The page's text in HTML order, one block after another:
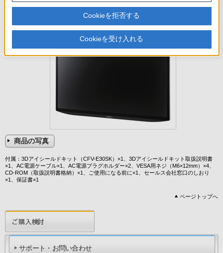
販売終了
オープン価格
商品の写真
付属：3Dアイシールドキット（CFV-E30SK）×1、3Dアイシールドキット取扱説明書
×1、AC電源ケーブル×1、AC電源プラグホルダー×2、VESA用ネジ（M6×12mm）×4、
CD-ROM（取扱説明書格納）×1、ご使用になる前に×1、セールス会社窓口のしおり
×1、保証書×1
ページトップへ
サポート・お問い合わせ
Cookieを拒否する
Cookieを受け入れる